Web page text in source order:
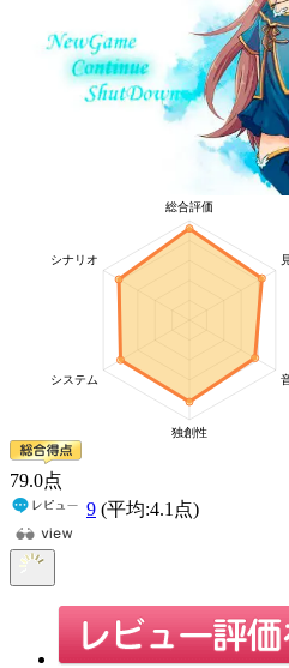
79.0点
9 (平均:4.1 点)